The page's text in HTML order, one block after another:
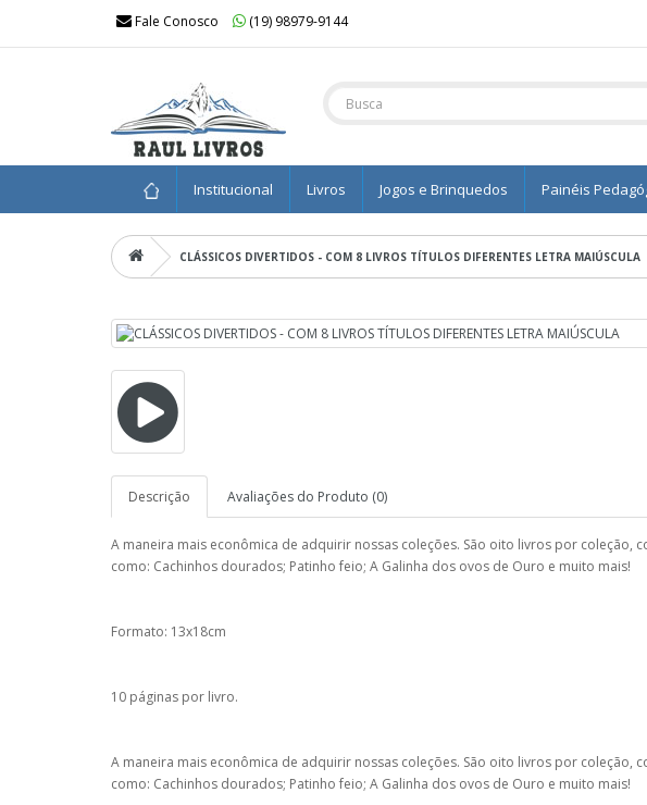
Fale Conosco (19) 98979-9144
Institucional Livros Jogos e Brinquedos Painéis
CLÁSSICOS DIVERTIDOS - COM 8 LIVROS TÍTULOS DIFERENTES LETRA MAIÚSCULA
Descrição Avaliações do Produto (0)
A maneira mais econômica de adquirir nossas coleções. São oito livros por coleção,
como: Cachinhos dourados; Patinho feio; A Galinha dos ovos de Ouro e muito mais!
Formato: 13x18cm
10 páginas por livro.
A maneira mais econômica de adquirir nossas coleções. São oito livros por coleção,
como: Cachinhos dourados; Patinho feio; A Galinha dos ovos de Ouro e muito mais!